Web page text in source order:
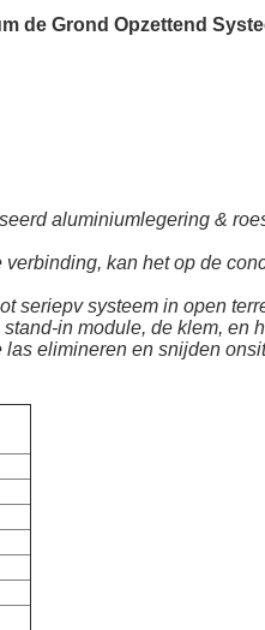
de Grond Opzettend
aluminiumlegering &
kan het op de
systeem in open
in module, de klem, en
elimineren en snijden